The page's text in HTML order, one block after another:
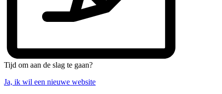
Tijd om aan de slag te gaan?
Ja, ik wil een nieuwe website